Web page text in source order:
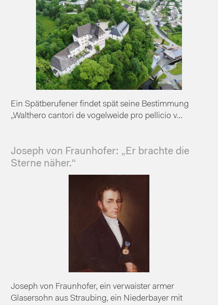
Ein Spätberufener findet spät seine Bestimmung
„Walthero cantori de vogelweide pro pellicio v...
Joseph von Fraunhofer: „Er brachte die
Sterne näher.“
Joseph von Fraunhofer, ein verwaister armer
Glasersohn aus Straubing, ein Niederbayer mit